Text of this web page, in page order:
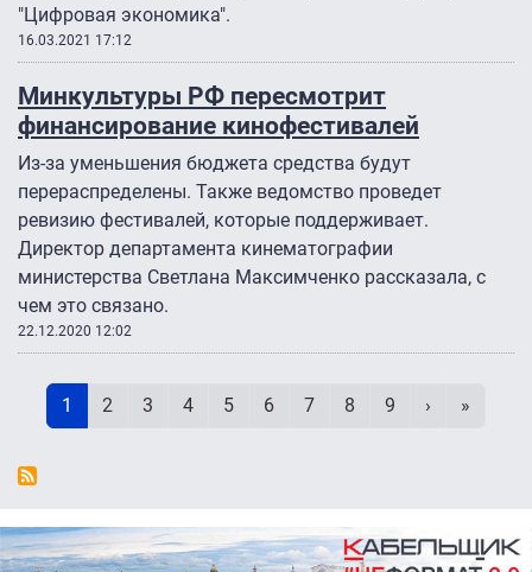
"Цифровая экономика".
16.03.2021 17:12
Минкультуры РФ пересмотрит
финансирование кинофестивалей
Из-за уменьшения бюджета средства будут
перераспределены. Также ведомство проведет
ревизию фестивалей, которые поддерживает.
Директор департамента кинематографии
министерства Светлана Максимченко рассказала, с
чем это связано.
22.12.2020 12:02
Текущая страница
1 Page
2 Page
3 Page
4 Page
5 Page
6 Page
7 Page
8 Page
9 Следующая
› »